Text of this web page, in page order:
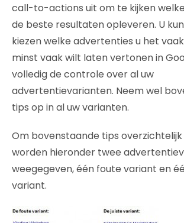
call-to-actions uit om te kijken
de beste resultaten opleveren. U
kiezen welke advertenties u het
minst vaak wilt laten vertonen in
volledig de controle over al uw
advertentievarianten. Neem wel
tips op in al uw varianten.
Om bovenstaande tips
worden hieronder twee
weegegeven, één foute variant en
variant.